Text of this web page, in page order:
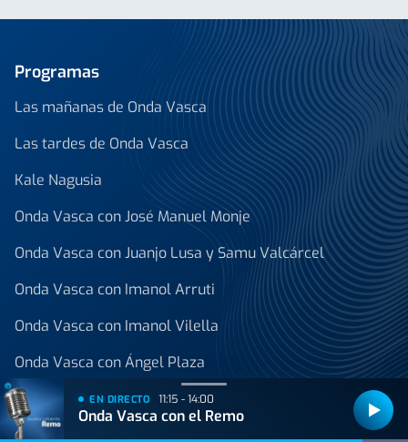
Programas
Las mañanas de Onda Vasca
Las tardes de Onda Vasca
Kale Nagusia
Onda Vasca con José Manuel Monje
Onda Vasca con Juanjo Lusa y Samu Valcárcel
Onda Vasca con Imanol Arruti
Onda Vasca con Imanol Vilella
Onda Vasca con Ángel Plaza
Ver todos los programas
Noticias
EN DIRECTO 11:15 - 14:00
Onda Vasca con el Remo